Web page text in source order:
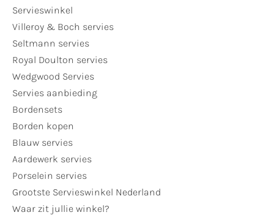
Servieswinkel
Villeroy & Boch servies
Seltmann servies
Royal Doulton servies
Wedgwood Servies
Servies aanbieding
Bordensets
Borden kopen
Blauw servies
Aardewerk servies
Porselein servies
Grootste Servieswinkel Nederland
Waar zit jullie winkel?